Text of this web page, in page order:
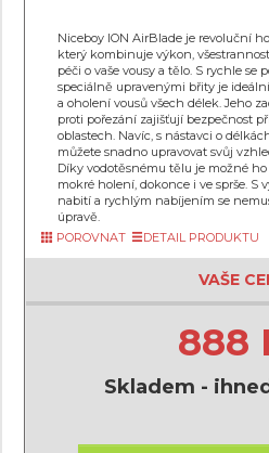
Niceboy ION AirBlade je revoluční
který kombinuje výkon,
péči o vaše vousy a tělo. S rychle se
speciálně upravenými břity je
a oholení vousů všech délek. Jeho
proti pořezání zajišťují bezpečnost
oblastech. Navíc, s nástavci o
můžete snadno upravovat svůj
Díky vodotěsnému tělu je možné
mokré holení, dokonce i ve sprše. S
nabití a rychlým nabíjením se
úpravě.
POROVNAT
DETAIL PRODUKTU
VAŠE
888
Skladem -